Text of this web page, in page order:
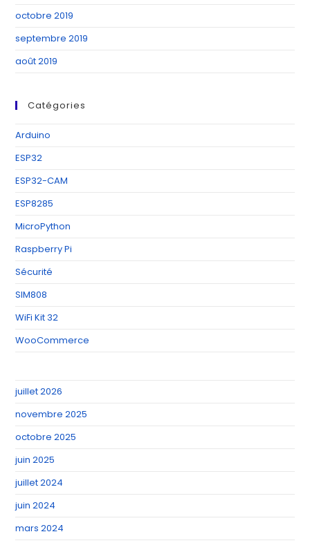
octobre 2019
septembre 2019
août 2019
Catégories
Arduino
ESP32
ESP32-CAM
ESP8285
MicroPython
Raspberry Pi
Sécurité
SIM808
WiFi Kit 32
WooCommerce
juillet 2026
novembre 2025
octobre 2025
juin 2025
juillet 2024
juin 2024
mars 2024